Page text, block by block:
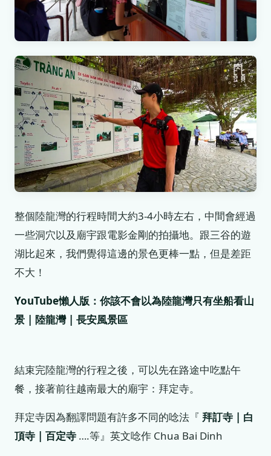
整個陸龍灣的行程時間大約3-4小時左右，中間會經過
一些洞穴以及廟宇跟電影金剛的拍攝地。跟三谷的遊
湖比起來，我們覺得這邊的景色更棒一點，但是差距
不大！
YouTube懶人版：你該不會以為陸龍灣只有坐船看山
景 | 陸龍灣 | 長安風景區
結束完陸龍灣的行程之後，可以先在路途中吃點午
餐，接著前往越南最大的廟宇：拜定寺。
拜定寺因為翻譯問題有許多不同的唸法『 拜訂寺 | 白
頂寺 | 百定寺 ….等』英文唸作 Chua Bai Dinh